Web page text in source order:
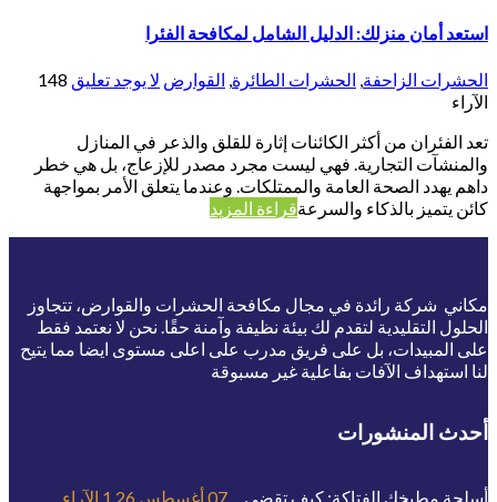
استعد أمان منزلك: الدليل الشامل لمكافحة الفئرا
الحشرات الزاحفة الحشرات الطائرة القوارض لا يوجد تعليق 148
الآراء
تعد الفئران من أكثر الكائنات إثارة للقلق والذعر في المنازل
والمنشآت التجارية. فهي ليست مجرد مصدر للإزعاج، بل هي خطر
داهم يهدد الصحة العامة والممتلكات. وعندما يتعلق الأمر بمواجهة
كائن يتميز بالذكاء والسرعةقراءة المزيد
مكاني شركة رائدة في مجال مكافحة الحشرات والقوارض، تتجاوز
الحلول التقليدية لتقدم لك بيئة نظيفة وآمنة حقًا. نحن لا نعتمد فقط
على المبيدات، بل على فريق مدرب على اعلى مستوى ايضا مما يتيح
لنا استهداف الآفات بفاعلية غير مسبوقة
أحدث المنشورات
أسلحة مطبخك الفتاكة: كيف تقضي…07 أغسطس 26 1 الآراء